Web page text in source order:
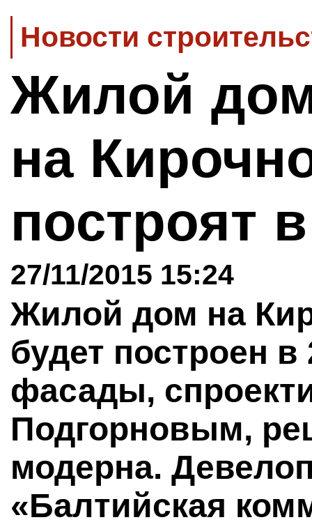
Новости
Жилой
на
построят
27/11/2015 15:24
Жилой дом на
будет построен в
фасады,
Подгорновым,
модерна.
«Балтийская